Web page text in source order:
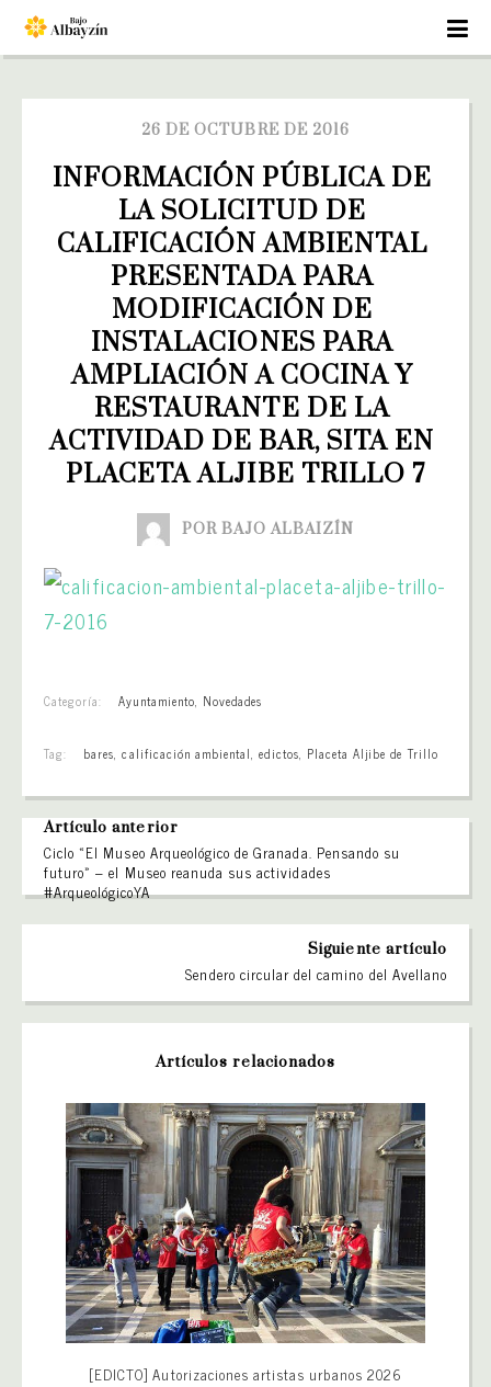
26 DE OCTUBRE DE 2016
INFORMACIÓN PÚBLICA DE
LA SOLICITUD DE
CALIFICACIÓN AMBIENTAL
PRESENTADA PARA
MODIFICACIÓN DE
INSTALACIONES PARA
AMPLIACIÓN A COCINA Y
RESTAURANTE DE LA
ACTIVIDAD DE BAR, SITA EN
PLACETA ALJIBE TRILLO 7
POR BAJO ALBAIZÍN
Categoría: Ayuntamiento, Novedades
Tag: bares,calificación ambiental,edictos, Placeta Aljibe de Trillo
Artículo anterior
Ciclo «El Museo Arqueológico de Granada. Pensando su
futuro» – el Museo reanuda sus actividades
#ArqueológicoYA
Siguiente artículo
Sendero circular del camino del Avellano
Artículos relacionados
[EDICTO] Autorizaciones artistas urbanos 2026